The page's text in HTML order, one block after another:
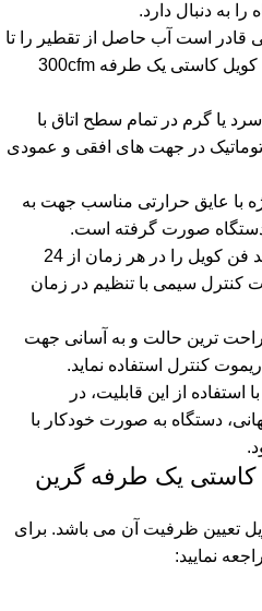
به دنبال دارد.
قادر است آب حاصل از تقطیر را تا
ارتفاع 700 میلی متر بالاتر از فن کویل کاستی یک طرفه 300cfm
یا گرم در تمام سطح اتاق با
در جهت های افقی و عمودی
با عایق حرارتی مناسب جهت به
دستگاه صورت گرفته است.
کاربران می توانند فن کویل را در هر زمان از 24
کنترل سیمی با تنظیم در زمان
راحت ترین حالت و به آسانی جهت
کنترل استفاده نماید.
با استفاده از این قابلیت، در
دستگاه به صورت خودکار با
یک طرفه گرین
تعیین ظرفیت آن می باشد. برای
نمایید: